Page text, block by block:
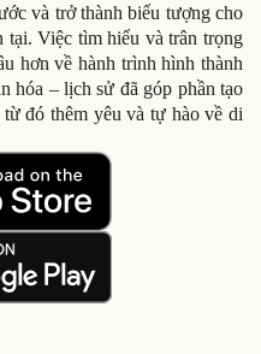
và trở thành biểu tượng cho
tại. Việc tìm hiểu và trân trọng
hơn về hành trình hình thành
hóa – lịch sử đã góp phần tạo
đó thêm yêu và tự hào về di